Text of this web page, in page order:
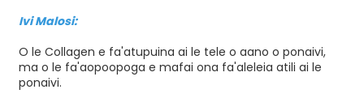
Ivi Malosi:
O le Collagen e fa'atupuina ai le tele o aano o ponaivi,
ma o le fa'aopoopoga e mafai ona fa'aleleia atili ai le
ponaivi.